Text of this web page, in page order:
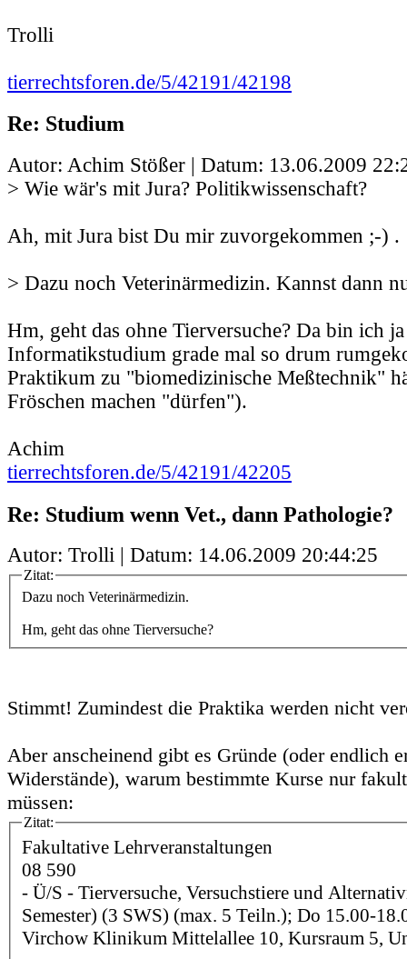
Trolli
tierrechtsforen.de/5/42191/42198
Re: Studium
Autor: Achim Stößer | Datum: 13.06.2009
> Wie wär's mit Jura? Politikwissenschaft?
Ah, mit Jura bist Du mir zuvorgekommen ;-) .
> Dazu noch Veterinärmedizin. Kannst dann
Hm, geht das ohne Tierversuche? Da bin ich
Informatikstudium grade mal so drum
Praktikum zu "biomedizinische Meßtechnik"
Fröschen machen "dürfen").
Achim
tierrechtsforen.de/5/42191/42205
Re: Studium wenn Vet., dann Pathologie?
Autor: Trolli | Datum: 14.06.2009 20:44:25
Zitat:
Dazu noch Veterinärmedizin.
Hm, geht das ohne Tierversuche?
Stimmt! Zumindest die Praktika werden nicht
Aber anscheinend gibt es Gründe (oder endlich
Widerstände), warum bestimmte Kurse nur
müssen:
Zitat:
Fakultative Lehrveranstaltungen
08 590
- Ü/S - Tierversuche, Versuchstiere und Alternativmethoden (7.
Semester) (3 SWS) (max. 5 Teiln.); Do 15.00-
Virchow Klinikum Mittelallee 10, Kursraum 5,